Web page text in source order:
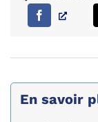
En savoir